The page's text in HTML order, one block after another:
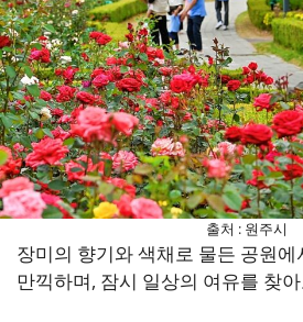
출처 : 원주시
장미의 향기와 색채로 물든 공원
만끽하며, 잠시 일상의 여유를 찾